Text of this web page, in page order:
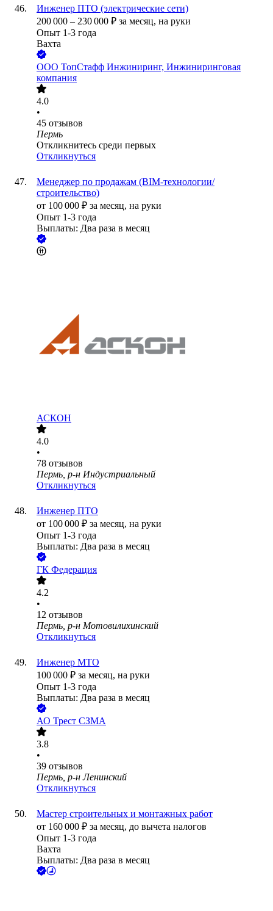
Инженер ПТО (электрические сети)
200 000 – 230 000 ₽ за месяц, на руки
Опыт 1-3 года
Вахта
ООО ТопСтафф Инжиниринг, Инжиниринговая
компания
4.0
•
45 отзывов
Пермь
Откликнитесь среди первых
Откликнуться
Менеджер по продажам (BIM-технологии/
строительство)
от 100 000 ₽ за месяц, на руки
Опыт 1-3 года
Выплаты: Два раза в месяц
АСКОН
4.0
•
78 отзывов
Пермь, р-н Индустриальный
Откликнуться
Инженер ПТО
от 100 000 ₽ за месяц, на руки
Опыт 1-3 года
Выплаты: Два раза в месяц
ГК Федерация
4.2
•
12 отзывов
Пермь, р-н Мотовилихинский
Откликнуться
Инженер МТО
100 000 ₽ за месяц, на руки
Опыт 1-3 года
Выплаты: Два раза в месяц
АО Трест СЗМА
3.8
•
39 отзывов
Пермь, р-н Ленинский
Откликнуться
Мастер строительных и монтажных работ
от 160 000 ₽ за месяц, до вычета налогов
Опыт 1-3 года
Вахта
Выплаты: Два раза в месяц